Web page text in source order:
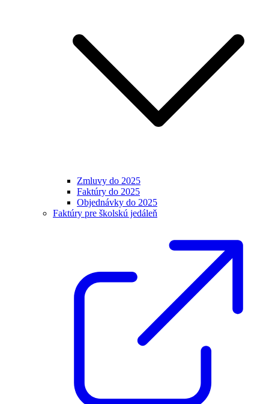
Zmluvy do 2025
Faktúry do 2025
Objednávky do 2025
Faktúry pre školskú jedáleň